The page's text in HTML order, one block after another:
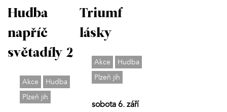
Hudba
napříč
světadíly 2
Akce
Hudba
Plzeň jih
Triumf
lásky
Akce
Hudba
Plzeň jih
sobota 6. září